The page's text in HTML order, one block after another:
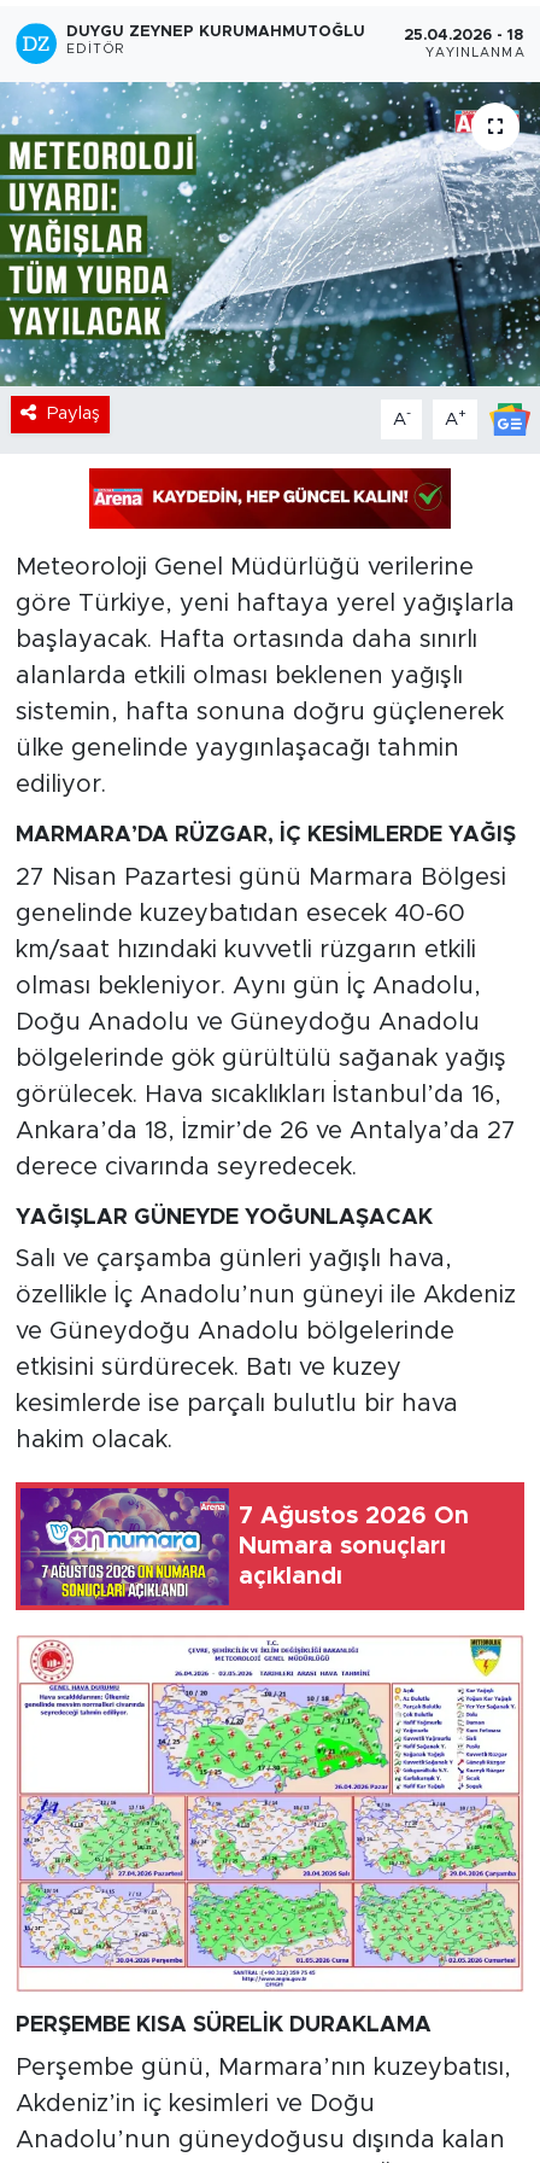
DUYGU ZEYNEP KURUMAHMUTOĞLU
EDITÖR
25.04.2026 -
YAYINLANMA
Paylaş A- A+
Meteoroloji Genel Müdürlüğü verilerine
göre Türkiye, yeni haftaya yerel yağışlarla
başlayacak. Hafta ortasında daha sınırlı
alanlarda etkili olması beklenen yağışlı
sistemin, hafta sonuna doğru güçlenerek
ülke genelinde yaygınlaşacağı tahmin
ediliyor.
MARMARA’DA RÜZGAR, İÇ KESİMLERDE YAĞIŞ
27 Nisan Pazartesi günü Marmara Bölgesi
genelinde kuzeybatıdan esecek 40-60
km/saat hızındaki kuvvetli rüzgarın etkili
olması bekleniyor. Aynı gün İç Anadolu,
Doğu Anadolu ve Güneydoğu Anadolu
bölgelerinde gök gürültülü sağanak yağış
görülecek. Hava sıcaklıkları İstanbul’da 16,
Ankara’da 18, İzmir’de 26 ve Antalya’da 27
derece civarında seyredecek.
YAĞIŞLAR GÜNEYDE YOĞUNLAŞACAK
Salı ve çarşamba günleri yağışlı hava,
özellikle İç Anadolu’nun güneyi ile Akdeniz
ve Güneydoğu Anadolu bölgelerinde
etkisini sürdürecek. Batı ve kuzey
kesimlerde ise parçalı bulutlu bir hava
hakim olacak.
7 Ağustos 2026 On
Numara sonuçları
açıklandı
PERŞEMBE KISA SÜRELİK DURAKLAMA
Perşembe günü, Marmara’nın kuzeybatısı,
Akdeniz’in iç kesimleri ve Doğu
Anadolu’nun güneydoğusu dışında kalan